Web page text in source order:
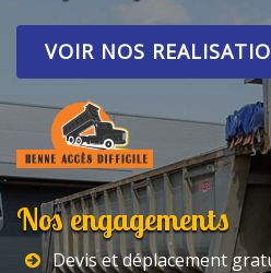
VOIR NOS
Nos engagements
Devis et déplacement